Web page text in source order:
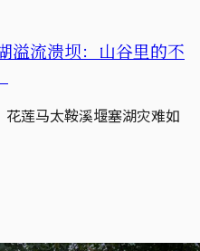
溢流溃坝：山谷里的不
莲马太鞍溪堰塞湖灾难如